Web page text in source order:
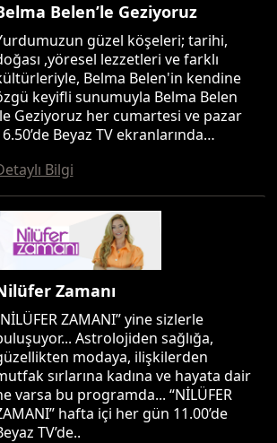
Belen’le Geziyoruz
güzel köşeleri; tarihi,
,yöresel lezzetleri ve farklı
Belma Belen'in kendine
keyifli sunumuyla Belma Belen
Geziyoruz her cumartesi ve pazar
Beyaz TV ekranlarında…
Bilgi
Zamanı
ZAMANI” yine sizlerle
Astrolojiden sağlığa,
modaya, ilişkilerden
sırlarına kadına ve hayata dair
varsa bu programda... “NİLÜFER
hafta içi her gün 11.00’de
TV’de..